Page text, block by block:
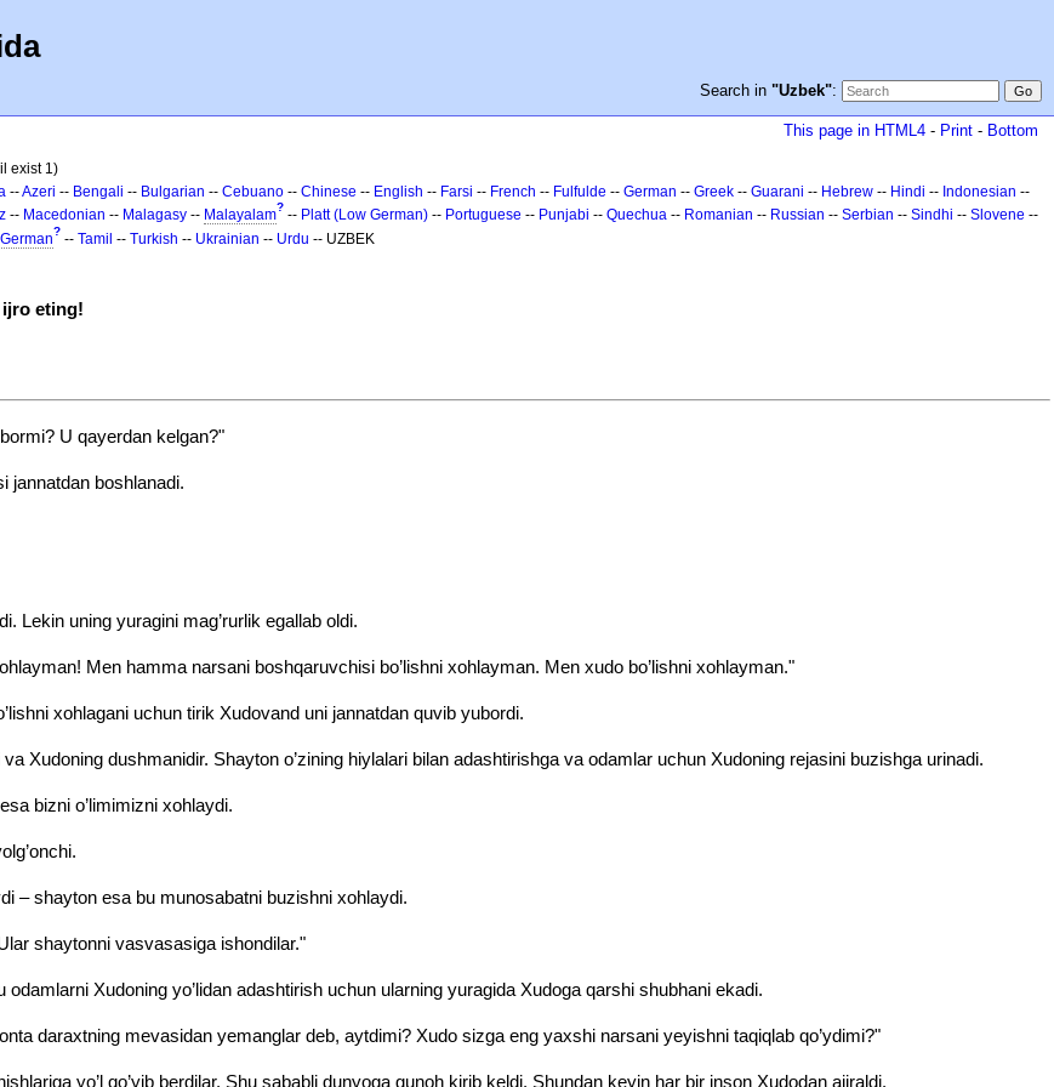
Search in "Uzbek":
This page in HTML4 - Print - Bottom
exist 1)
--Azeri -- Bengali -- Bulgarian -- Cebuano -- Chinese -- English -- Farsi -- French -- Fulfulde -- German -- Greek -- Guarani -- Hebrew -- Hindi -- Indonesian --
-- Macedonian -- Malagasy -- Malayalam? -- Platt (Low German) -- Portuguese -- Punjabi -- Quechua -- Romanian -- Russian -- Serbian -- Sindhi -- Slovene --
? -- Tamil -- Turkish -- Ukrainian -- Urdu -- UZBEK
eting!
U qayerdan kelgan?"
jannatdan boshlanadi.
Lekin uning yuragini mag’rurlik egallab oldi.
Men hamma narsani boshqaruvchisi bo’lishni xohlayman. Men xudo bo’lishni xohlayman."
xohlagani uchun tirik Xudovand uni jannatdan quvib yubordi.
Xudoning dushmanidir. Shayton o’zining hiylalari bilan adashtirishga va odamlar uchun Xudoning rejasini buzishga urinadi.
bizni o’limimizni xohlaydi.
– shayton esa bu munosabatni buzishni xohlaydi.
shaytonni vasvasasiga ishondilar."
Xudoning yo’lidan adashtirish uchun ularning yuragida Xudoga qarshi shubhani ekadi.
daraxtning mevasidan yemanglar deb, aytdimi? Xudo sizga eng yaxshi narsani yeyishni taqiqlab qo’ydimi?"
yo’l qo’yib berdilar. Shu sababli dunyoga gunoh kirib keldi. Shundan keyin har bir inson Xudodan ajiraldi.